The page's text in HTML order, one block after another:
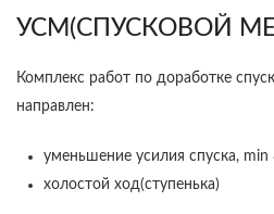
УСМ(СПУСКОВОЙ
Комплекс работ по доработке
направлен:
уменьшение усилия спуска, min
холостой ход(ступенька)